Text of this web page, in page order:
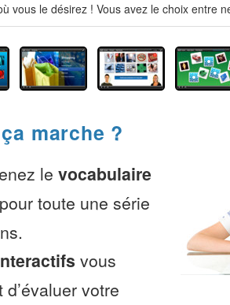
vous le désirez ! Vous avez le choix entre
marche ?
le vocabulaire
pour toute une série
vous
votre